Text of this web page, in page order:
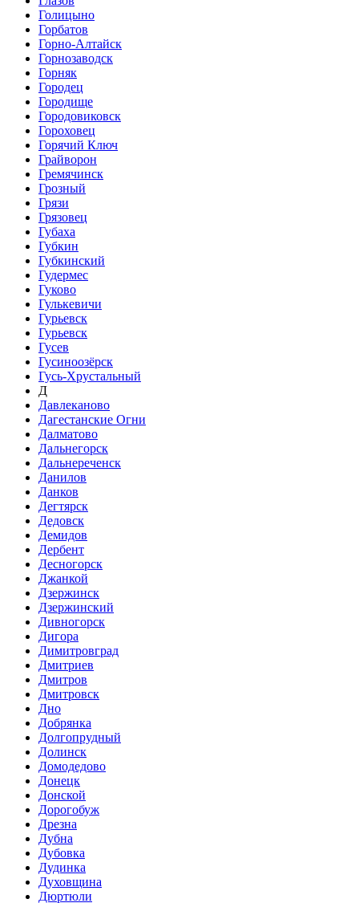
Голицыно
Горбатов
Горно-Алтайск
Горнозаводск
Горняк
Городец
Городище
Городовиковск
Гороховец
Горячий Ключ
Грайворон
Гремячинск
Грозный
Грязи
Грязовец
Губаха
Губкин
Губкинский
Гудермес
Гуково
Гулькевичи
Гурьевск
Гурьевск
Гусев
Гусиноозёрск
Гусь-Хрустальный
Д
Давлеканово
Дагестанские Огни
Далматово
Дальнегорск
Дальнереченск
Данилов
Данков
Дегтярск
Дедовск
Демидов
Дербент
Десногорск
Джанкой
Дзержинск
Дзержинский
Дивногорск
Дигора
Димитровград
Дмитриев
Дмитров
Дмитровск
Дно
Добрянка
Долгопрудный
Долинск
Домодедово
Донецк
Донской
Дорогобуж
Дрезна
Дубна
Дубовка
Дудинка
Духовщина
Дюртюли